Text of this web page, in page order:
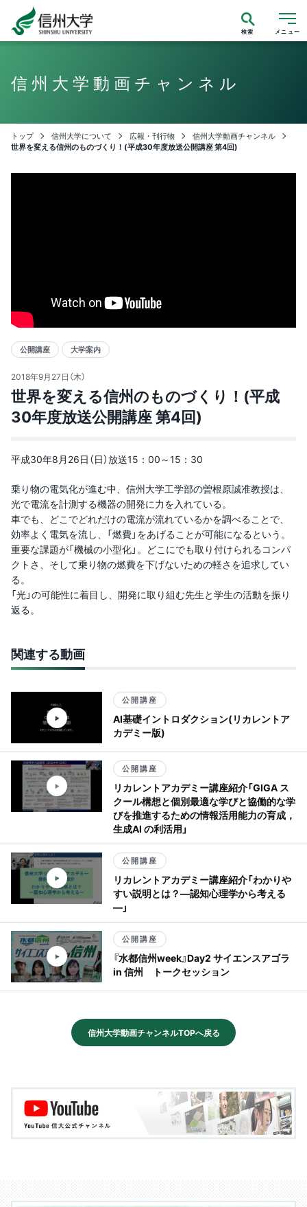
メニュー
検索
信州大学動画チャンネル
トップ 信州大学について 広報・刊行物
信州大学動画チャンネル
世界を変える信州のものづくり！(平成30年度放送公開講座 第4回)
公開講座 大学案内
2018年9月27日（木）
世界を変える信州のものづくり！(平成
30年度放送公開講座 第4回)
平成30年8月26日（日）放送15：00～15：30
乗り物の電気化が進む中、信州大学工学部の曽根原誠准教授は、
光で電流を計測する機器の開発に力を入れている。
車でも、どこでどれだけの電流が流れているかを調べることで、
効率よく電気を流し、「燃費」をあげることが可能になるという。
重要な課題が「機械の小型化」。どこにでも取り付けられるコンパ
クトさ、そして乗り物の燃費を下げないための軽さを追求してい
る。
「光」の可能性に着目し、開発に取り組む先生と学生の活動を振り
返る。
関連する動画
公開講座
AI基礎イントロダクション(リカレントア
カデミー版)
公開講座
リカレントアカデミー講座紹介「GIGA ス
クール構想と個別最適な学びと協働的な学
びを推進するための情報活用能力の育成，
生成AI の利活用」
公開講座
リカレントアカデミー講座紹介「わかりや
すい説明とは？―認知心理学から考える
―」
公開講座
『水都信州week』Day2 サイエンスアゴラ
in 信州 トークセッション
信州大学動画チャンネルTOPへ戻る